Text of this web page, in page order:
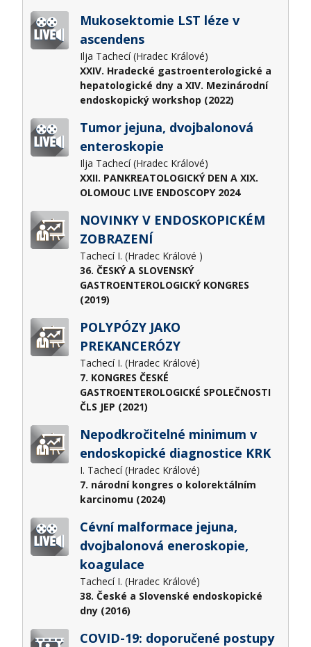
Mukosektomie LST léze v
ascendens
Ilja Tachecí (Hradec Králové)
XXIV. Hradecké gastroenterologické a
hepatologické dny a XIV. Mezinárodní
endoskopický workshop (2022)
Tumor jejuna, dvojbalonová
enteroskopie
Ilja Tachecí (Hradec Králové)
XXII. PANKREATOLOGICKÝ DEN A XIX.
OLOMOUC LIVE ENDOSCOPY 2024
NOVINKY V ENDOSKOPICKÉM
ZOBRAZENÍ
Tachecí I. (Hradec Králové )
36. ČESKÝ A SLOVENSKÝ
GASTROENTEROLOGICKÝ KONGRES
(2019)
POLYPÓZY JAKO
PREKANCERÓZY
Tachecí I. (Hradec Králové)
7. KONGRES ČESKÉ
GASTROENTEROLOGICKÉ SPOLEČNOSTI
ČLS JEP (2021)
Nepodkročitelné minimum v
endoskopické diagnostice KRK
I. Tachecí (Hradec Králové)
7. národní kongres o kolorektálním
karcinomu (2024)
Cévní malformace jejuna,
dvojbalonová eneroskopie,
koagulace
Tachecí I. (Hradec Králové)
38. České a Slovenské endoskopické
dny (2016)
COVID-19: doporučené postupy